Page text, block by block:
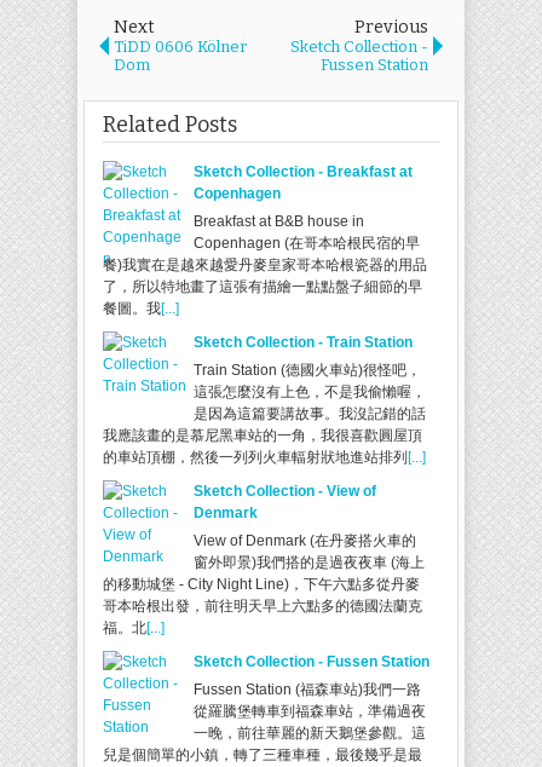
Next
TiDD 0606 Kölner
Dom
Previous
Sketch Collection -
Fussen Station
Related Posts
Sketch Collection - Breakfast at
Copenhagen
Breakfast at B&B house in
Copenhagen (在哥本哈根民宿的早
餐)我實在是越來越愛丹麥皇家哥本哈根瓷器的用品
了，所以特地畫了這張有描繪一點點盤子細節的早
餐圖。我[...]
Sketch Collection - Train Station
Train Station (德國火車站)很怪吧，
這張怎麼沒有上色，不是我偷懶喔，
是因為這篇要講故事。我沒記錯的話
我應該畫的是慕尼黑車站的一角，我很喜歡圓屋頂
的車站頂棚，然後一列列火車輻射狀地進站排列 [...]
Sketch Collection - View of
Denmark
View of Denmark (在丹麥搭火車的
窗外即景)我們搭的是過夜夜車 (海上
的移動城堡 - City Night Line)，下午六點多從丹麥
哥本哈根出發，前往明天早上六點多的德國法蘭克
福。北[...]
Sketch Collection - Fussen Station
Fussen Station (福森車站)我們一路
從羅騰堡轉車到福森車站，準備過夜
一晚，前往華麗的新天鵝堡參觀。這
兒是個簡單的小鎮，轉了三種車種，最後幾乎是最